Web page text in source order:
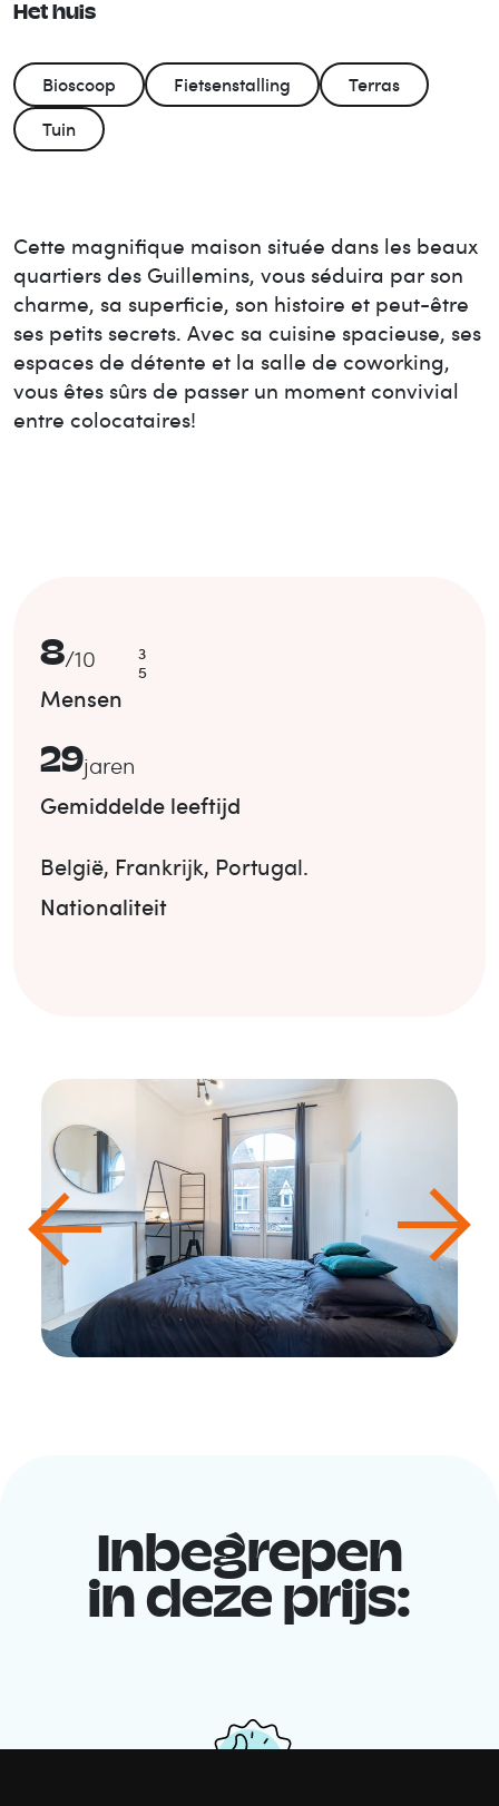
Het huis
Bioscoop Fietsenstalling
Terras
Tuin
Cette magnifique maison située dans les beaux
quartiers des Guillemins, vous séduira par son
charme, sa superficie, son histoire et peut-être
ses petits secrets. Avec sa cuisine spacieuse, ses
espaces de détente et la salle de coworking,
vous êtes sûrs de passer un moment convivial
entre colocataires!
8/10
3
5
Mensen
29jaren
Gemiddelde leeftijd
België, Frankrijk, Portugal.
Nationaliteit
Inbegrepen
in deze prijs: